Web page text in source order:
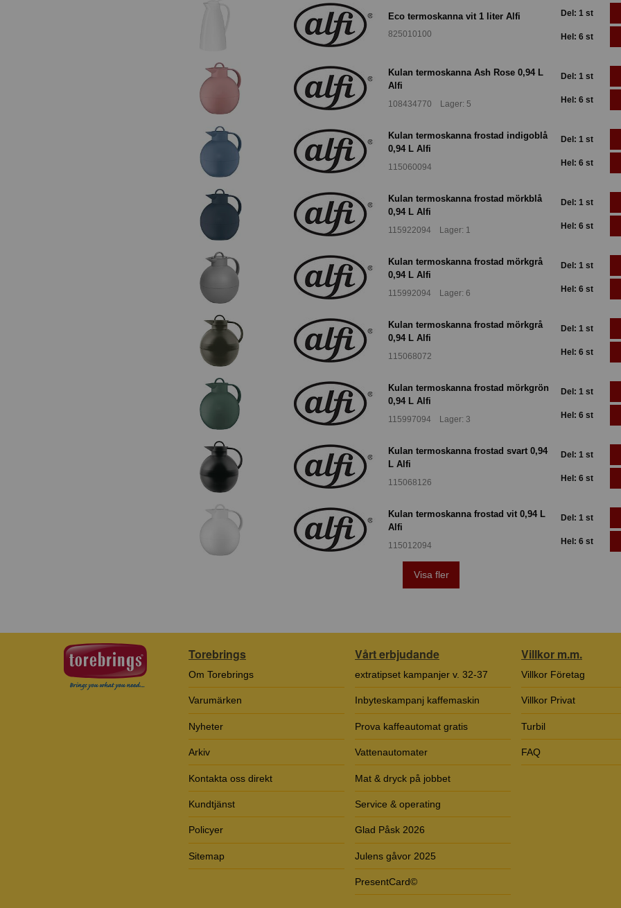
Eco termoskanna vit 1 liter Alfi
825010100
Del: 1 st
Hel: 6 st
Kulan termoskanna Ash Rose 0,94 L
Alfi
108434770 Lager: 5
Del: 1 st
Hel: 6 st
Kulan termoskanna frostad indigoblå
0,94 L Alfi
115060094
Del: 1 st
Hel: 6 st
Kulan termoskanna frostad mörkblå
0,94 L Alfi
115922094 Lager: 1
Del: 1 st
Hel: 6 st
Kulan termoskanna frostad mörkgrå
0,94 L Alfi
115992094 Lager: 6
Del: 1 st
Hel: 6 st
Kulan termoskanna frostad mörkgrå
0,94 L Alfi
115068072
Del: 1 st
Hel: 6 st
Kulan termoskanna frostad mörkgrön
0,94 L Alfi
115997094 Lager: 3
Del: 1 st
Hel: 6 st
Kulan termoskanna frostad svart 0,94
L Alfi
115068126
Del: 1 st
Hel: 6 st
Kulan termoskanna frostad vit 0,94 L
Alfi
115012094
Del: 1 st
Hel: 6 st
Visa fler
Torebrings
Om Torebrings
Varumärken
Nyheter
Arkiv
Kontakta oss direkt
Kundtjänst
Policyer
Sitemap
Vårt erbjudande
extratipset kampanjer v. 32-37
Inbyteskampanj kaffemaskin
Prova kaffeautomat gratis
Vattenautomater
Mat & dryck på jobbet
Service & operating
Glad Påsk 2026
Julens gåvor 2025
PresentCard©
Villkor m.m.
Villkor Företag
Villkor Privat
Turbil
FAQ